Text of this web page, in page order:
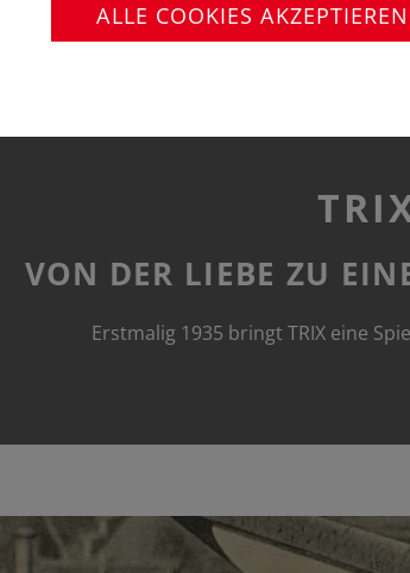
ALLE COOKIES AKZEPTIEREN
VON DER LIEBE ZU
Erstmalig 1935 bringt TRIX eine